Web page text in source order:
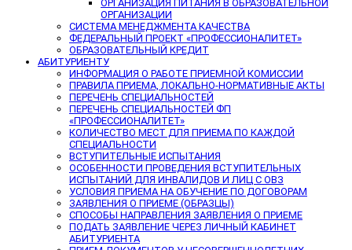
ОРГАНИЗАЦИЯ ПИТАНИЯ В ОБРАЗОВАТЕЛЬНОЙ
ОРГАНИЗАЦИИ
СИСТЕМА МЕНЕДЖМЕНТА КАЧЕСТВА
ФЕДЕРАЛЬНЫЙ ПРОЕКТ «ПРОФЕССИОНАЛИТЕТ»
ОБРАЗОВАТЕЛЬНЫЙ КРЕДИТ
АБИТУРИЕНТУ
ИНФОРМАЦИЯ О РАБОТЕ ПРИЕМНОЙ КОМИССИИ
ПРАВИЛА ПРИЕМА, ЛОКАЛЬНО-НОРМАТИВНЫЕ АКТЫ
ПЕРЕЧЕНЬ СПЕЦИАЛЬНОСТЕЙ
ПЕРЕЧЕНЬ СПЕЦИАЛЬНОСТЕЙ ФП
«ПРОФЕССИОНАЛИТЕТ»
КОЛИЧЕСТВО МЕСТ ДЛЯ ПРИЕМА ПО КАЖДОЙ
СПЕЦИАЛЬНОСТИ
ВСТУПИТЕЛЬНЫЕ ИСПЫТАНИЯ
ОСОБЕННОСТИ ПРОВЕДЕНИЯ ВСТУПИТЕЛЬНЫХ
ИСПЫТАНИЙ ДЛЯ ИНВАЛИДОВ И ЛИЦ С ОВЗ
УСЛОВИЯ ПРИЕМА НА ОБУЧЕНИЕ ПО ДОГОВОРАМ
ЗАЯВЛЕНИЯ О ПРИЕМЕ (ОБРАЗЦЫ)
СПОСОБЫ НАПРАВЛЕНИЯ ЗАЯВЛЕНИЯ О ПРИЕМЕ
ПОДАТЬ ЗАЯВЛЕНИЕ ЧЕРЕЗ ЛИЧНЫЙ КАБИНЕТ
АБИТУРИЕНТА